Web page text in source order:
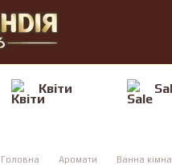
Квiти
Головна Аромати Ванна